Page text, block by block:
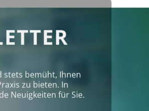
stets bemüht, Ihnen
zu bieten. In
Neuigkeiten für Sie.